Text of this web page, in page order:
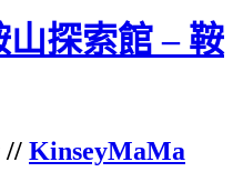
探索館 – 鞍
// KinseyMaMa